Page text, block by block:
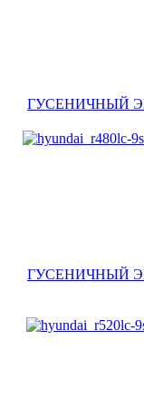
ГУСЕНИЧНЫЙ
ГУСЕНИЧНЫЙ